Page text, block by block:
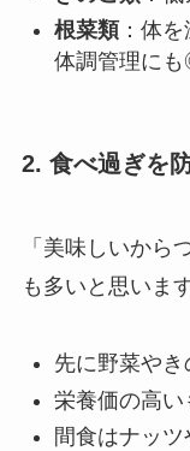
根菜類：体を
体調管理に
2. 食べ過ぎを
「美味しいか
も多いと思いま
先に野菜や
栄養価の高い
間食はナッ